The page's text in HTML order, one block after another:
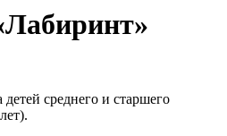
детей среднего и старшего